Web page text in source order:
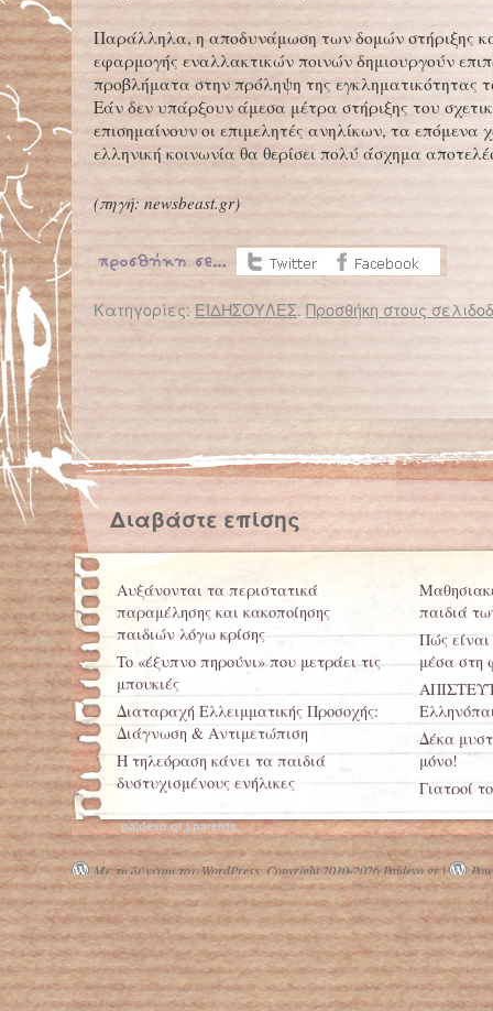
Παράλληλα, η αποδυνάμωση των δομών στήριξης
εφαρμογής εναλλακτικών ποινών δημιουργούν
προβλήματα στην πρόληψη της εγκληματικότητας
Εάν δεν υπάρξουν άμεσα μέτρα στήριξης του
επισημαίνουν οι επιμελητές ανηλίκων, τα επόμενα
ελληνική κοινωνία θα θερίσει πολύ άσχημα
(πηγή:newsbeast.gr)
Κατηγορίες: ΕΙΔΗΣΟΥΛΕΣ. Προσθήκη στους
← Επιστροφή στο %s
Θεσσαλονίκη: Εκδήλωση για τα παιδιά στο δρόμο
Διαβάστε επίσης
Αυξάνονται τα περιστατικά
παραμέλησης και κακοποίησης
παιδιών λόγω κρίσης
To «έξυπνο πηρούνι» που μετράει τις
μπουκιές
Διαταραχή Ελλειμματικής Προσοχής:
Διάγνωση & Αντιμετώπιση
Η τηλεόραση κάνει τα παιδιά
δυστυχισμένους ενήλικες
Είμαστε και εμείς εδώ!
παιδιά
Πώς
μέσα στη
Δέκα
μόνο!
Γιατροί
paidevo.gr | parents
Με τη δύναμη του WordPress. Copyright 2010-2026 Paidevo.gr |